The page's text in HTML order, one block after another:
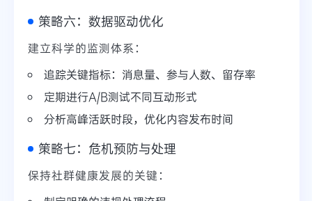
策略六：数据驱动优化
建立科学的监测体系：
追踪关键指标：消息量、参与人数、留存率
定期进行A/B测试不同互动形式
分析高峰活跃时段，优化内容发布时间
策略七：危机预防与处理
保持社群健康发展的关键：